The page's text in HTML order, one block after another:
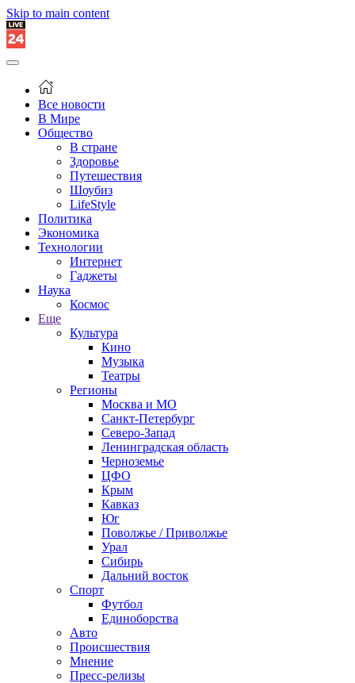
Skip to main content
Все новости
В Мире
Общество
В стране
Здоровье
Путешествия
Шоубиз
LifeStyle
Политика
Экономика
Технологии
Интернет
Гаджеты
Наука
Космос
Еще
Культура
Кино
Музыка
Театры
Регионы
Москва и МО
Санкт-Петербург
Северо-Запад
Ленинградская область
Черноземье
ЦФО
Крым
Кавказ
Юг
Поволжье / Приволжье
Урал
Сибирь
Дальний восток
Спорт
Футбол
Единоборства
Авто
Происшествия
Мнение
Пресс-релизы